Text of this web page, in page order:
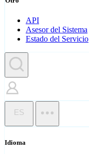
API
Asesor del Sistema
Estado del Servicio
ES
Idioma